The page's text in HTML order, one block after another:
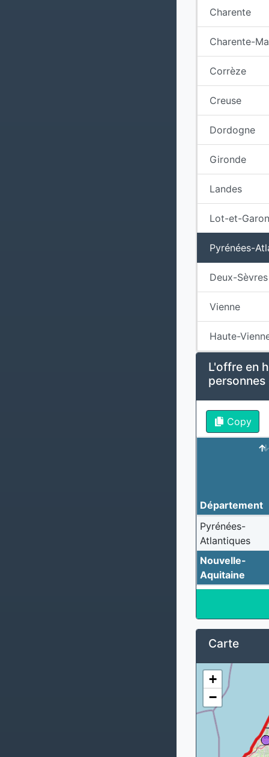
Charente
Charente-
Corrèze
Creuse
Dordogne
Gironde
Landes
Lot-et-
Pyrénées-
Deux-Sèvres
Vienne
Haute-
L'offre en
Copy
Département
Pyrénées-
Atlantiques
Nouvelle-
Aquitaine
Carte
+
−